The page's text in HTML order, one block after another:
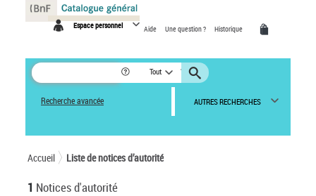
Espace personnel Aide Une question ? Historique
Tout
Recherche avancée AUTRES RECHERCHES
Accueil Liste de notices d’autorité
1 Notices d'autorité
Panneau de gestion des cookies